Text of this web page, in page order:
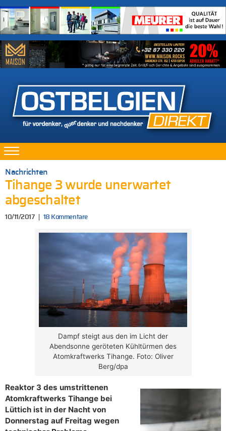
Nachrichten
Tihange 3 wurde unerwartet
abgeschaltet
10/11/2017 18 Kommentare
Dampf steigt aus den im Licht der
Abendsonne geröteten Kühltürmen des
Atomkraftwerks Tihange. Foto: Oliver
Berg/dpa
Reaktor 3 des umstrittenen
Atomkraftwerks Tihange bei
Lüttich ist in der Nacht von
Donnerstag auf Freitag wegen